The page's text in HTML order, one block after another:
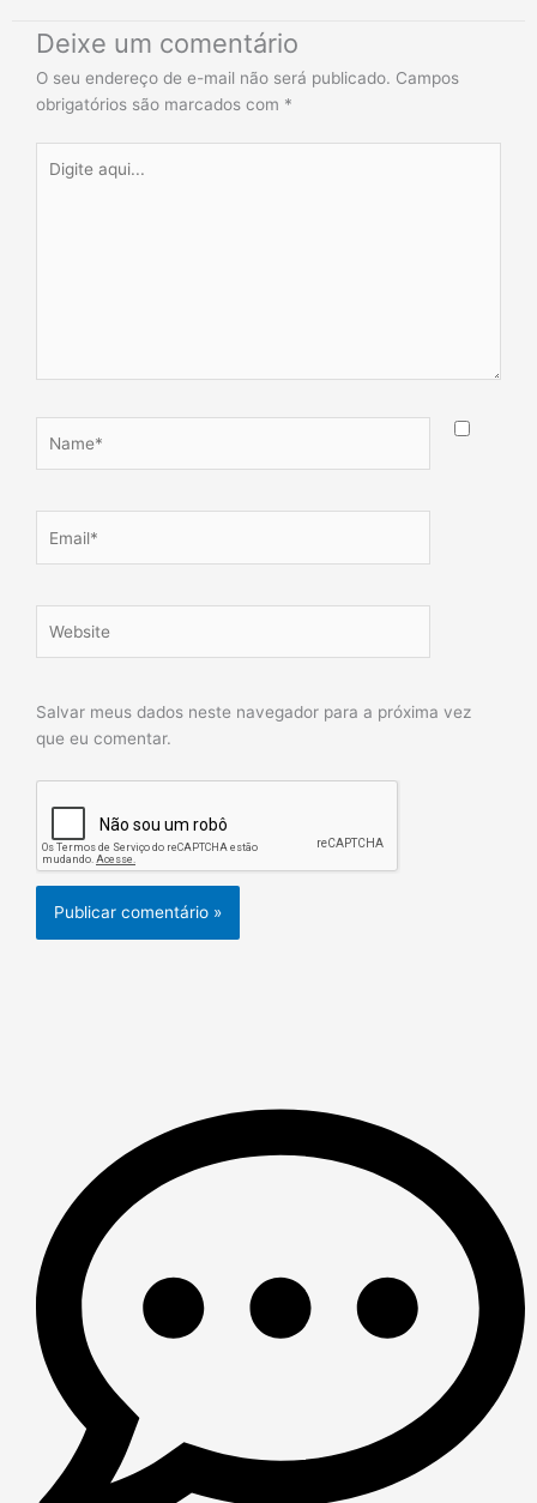
Deixe um comentário
O seu endereço de e-mail não será publicado. Campos
obrigatórios são marcados com *
aqui...
Salvar meus dados neste navegador para a próxima vez
que eu comentar.